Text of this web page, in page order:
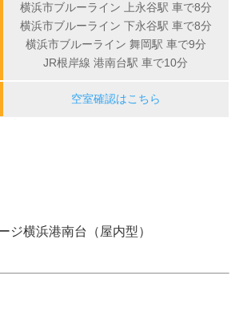
横浜市ブルーライン 上永谷駅 車で8分
横浜市ブルーライン 下永谷駅 車で8分
横浜市ブルーライン 舞岡駅 車で9分
JR根岸線 港南台駅 車で10分
空室確認はこちら
ジ横浜港南台（屋内型）